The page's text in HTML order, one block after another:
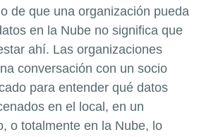
de que una organización pueda
en la Nube no significa que
ahí. Las organizaciones
conversación con un socio
para entender qué datos
en el local, en un
o totalmente en la Nube, lo